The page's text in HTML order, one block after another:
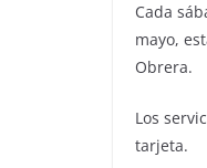
Cada
mayo,
Obrera.
Los
tarjeta.